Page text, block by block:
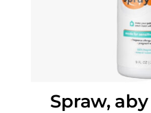
Spraw,